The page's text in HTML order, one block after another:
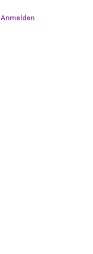
Anmelden